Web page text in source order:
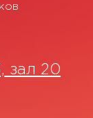
зал 20